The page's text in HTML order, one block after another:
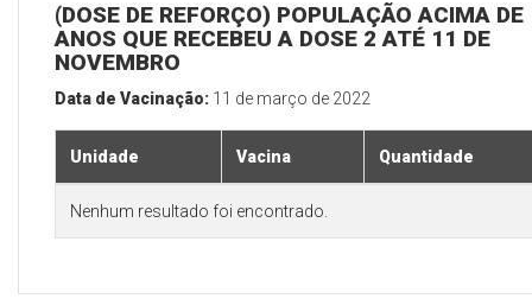
(DOSE DE REFORÇO) POPULAÇÃO ACIMA DE
ANOS QUE RECEBEU A DOSE 2 ATÉ 11 DE
NOVEMBRO
Data de Vacinação: 11 de março de 2022
Unidade Vacina Quantidade
Nenhum resultado foi encontrado.